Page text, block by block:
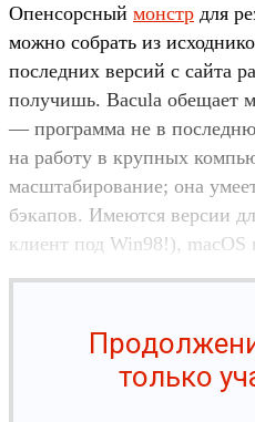
Опенсорсный монстр для
можно собрать из
последних версий с сайта
получишь. Bacula обещает
— программа не в
на работу в крупных
масштабирование; она
бэкапов. Имеются версии
клиент под Win98!), macOS
только